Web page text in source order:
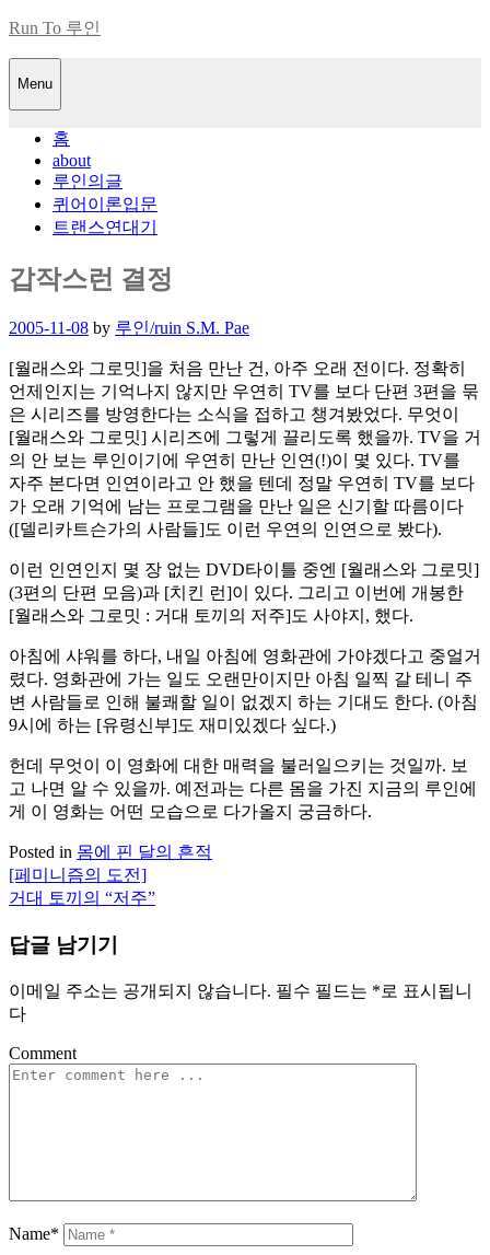
Skip
content
Run To 루인
Menu
홈
about
루인의글
퀴어이론입문
트랜스연대기
갑작스런 결정
Posted
2005-11-08 by 루인/ruin S.M. Pae
[월래스와 그로밋]을 처음 만난 건, 아주 오래 전이다. 정확히
언제인지는 기억나지 않지만 우연히 TV를 보다 단편 3편을 묶
은 시리즈를 방영한다는 소식을 접하고 챙겨봤었다. 무엇이
[월래스와 그로밋] 시리즈에 그렇게 끌리도록 했을까. TV을 거
의 안 보는 루인이기에 우연히 만난 인연(!)이 몇 있다. TV를
자주 본다면 인연이라고 안 했을 텐데 정말 우연히 TV를 보다
가 오래 기억에 남는 프로그램을 만난 일은 신기할 따름이다
([델리카트슨가의 사람들]도 이런 우연의 인연으로 봤다).
이런 인연인지 몇 장 없는 DVD타이틀 중엔 [월래스와 그로밋]
(3편의 단편 모음)과 [치킨 런]이 있다. 그리고 이번에 개봉한
[월래스와 그로밋 : 거대 토끼의 저주]도 사야지, 했다.
아침에 샤워를 하다, 내일 아침에 영화관에 가야겠다고 중얼거
렸다. 영화관에 가는 일도 오랜만이지만 아침 일찍 갈 테니 주
변 사람들로 인해 불쾌할 일이 없겠지 하는 기대도 한다. (아침
9시에 하는 [유령신부]도 재미있겠다 싶다.)
헌데 무엇이 이 영화에 대한 매력을 불러일으키는 것일까. 보
고 나면 알 수 있을까. 예전과는 다른 몸을 가진 지금의 루인에
게 이 영화는 어떤 모습으로 다가올지 궁금하다.
Posted in 몸에 핀 달의 흔적
글
탐
색
[페미니즘의 도전]
거대 토끼의 “저주”
답글 남기기
이메일 주소는 공개되지 않습니다. 필수 필드는 *로 표시됩니
다
Comment
Name*